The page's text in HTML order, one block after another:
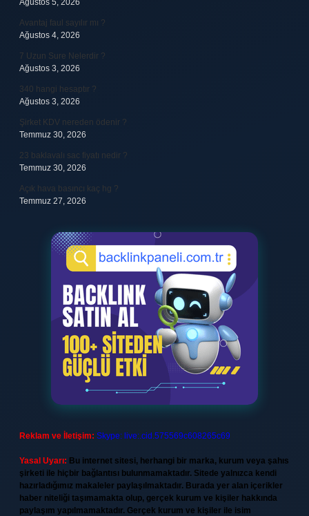
Ağustos 5, 2026
Avantaj faul sayılır mı ?
Ağustos 4, 2026
7 Uzun Sure Nelerdir ?
Ağustos 3, 2026
340 hangi hesaptır ?
Ağustos 3, 2026
Şirket KDV nereden ödenir ?
Temmuz 30, 2026
23 baklavalı sac fiyatı nedir ?
Temmuz 30, 2026
Açık hava basıncı kaç hg ?
Temmuz 27, 2026
Reklam ve İletişim: Skype: live:.cid.575569c608265c69
Yasal Uyarı: Bu internet sitesi, herhangi bir marka, kurum veya şahıs
şirketi ile hiçbir bağlantısı bulunmamaktadır. Sitede yalnızca kendi
hazırladığımız makaleler paylaşılmaktadır. Burada yer alan içerikler
haber niteliği taşımamakta olup, gerçek kurum ve kişiler hakkında
paylaşım yapılmamaktadır. Gerçek kurum ve kişiler ile isim